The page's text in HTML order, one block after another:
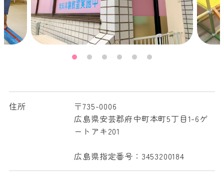
住所
〒735-0006
広島県安芸郡府中町本町5丁目1-6ゲ
ートアキ201
広島県指定番号：3453200184